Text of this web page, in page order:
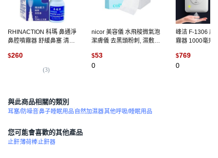
RHINACTION 科瑪 鼻通淨
鼻腔噴霧器 舒緩鼻塞 清潔
方
$260
(3)
nicor 美容儀 水飛梭微氣泡
潔膚儀 去黑頭粉刺, 濕敷棉
N/A
$53
0
峰洁 F-1306 感
霧器 1000毫升
霧機
$769
0
與此商品相關的類別
耳塞/防噪音鼻子睡眠用品 自然加濕器其他呼吸/睡眠用品
您可能會喜歡的其他產品
止鼾薄荷棒 止鼾器